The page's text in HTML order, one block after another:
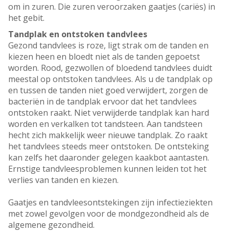
om in zuren. Die zuren veroorzaken gaatjes (cariës) in
het gebit.
Tandplak en ontstoken tandvlees
Gezond tandvlees is roze, ligt strak om de tanden en
kiezen heen en bloedt niet als de tanden gepoetst
worden. Rood, gezwollen of bloedend tandvlees duidt
meestal op ontstoken tandvlees. Als u de tandplak op
en tussen de tanden niet goed verwijdert, zorgen de
bacteriën in de tandplak ervoor dat het tandvlees
ontstoken raakt. Niet verwijderde tandplak kan hard
worden en verkalken tot tandsteen. Aan tandsteen
hecht zich makkelijk weer nieuwe tandplak. Zo raakt
het tandvlees steeds meer ontstoken. De ontsteking
kan zelfs het daaronder gelegen kaakbot aantasten.
Ernstige tandvleesproblemen kunnen leiden tot het
verlies van tanden en kiezen.
Gaatjes en tandvleesontstekingen zijn infectieziekten
met zowel gevolgen voor de mondgezondheid als de
algemene gezondheid.